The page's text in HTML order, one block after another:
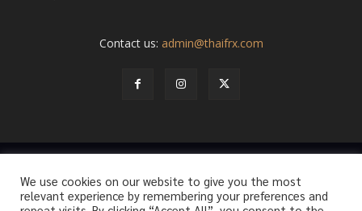
Contact us: admin@thaifrx.com
HOME ANALYSIS BY THAIFRX NEWSTODAY
CRYPTO
KNOWLEDGE
We use cookies on our website to give you the most
relevant experience by remembering your preferences and